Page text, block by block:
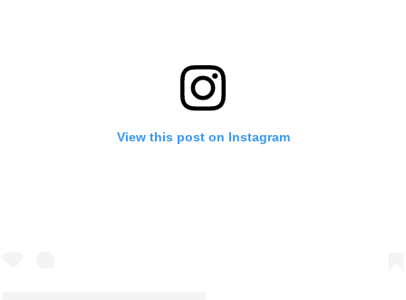
View this post on Instagram